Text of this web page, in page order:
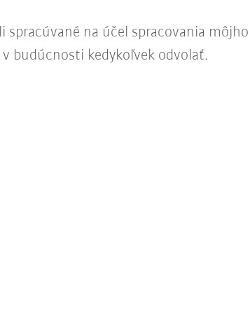
spracúvané na účel spracovania
budúcnosti kedykoľvek odvolať.